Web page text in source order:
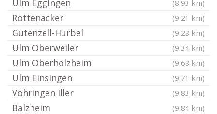
Ulm Eggingen (8.93 km)
Rottenacker (9.21 km)
Gutenzell-Hürbel (9.28 km)
Ulm Oberweiler (9.34 km)
Ulm Oberholzheim (9.68 km)
Ulm Einsingen (9.71 km)
Vöhringen Iller (9.83 km)
Balzheim (9.84 km)